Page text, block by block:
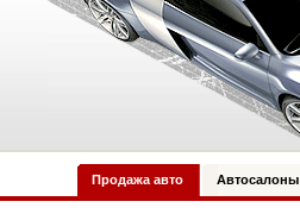
Продажа авто Автосалоны